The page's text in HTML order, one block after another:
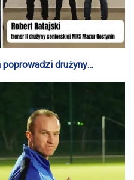
poprowadzi drużyny